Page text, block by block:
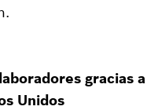
gracias a
Unidos